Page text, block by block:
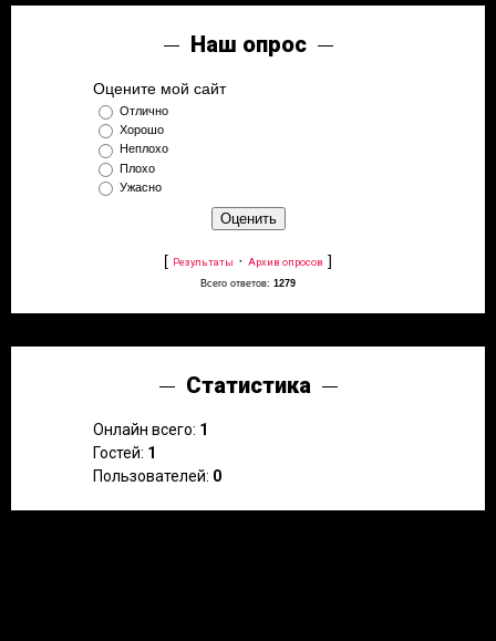
Наш опрос
Оцените мой сайт
Отлично
Хорошо
Неплохо
Плохо
Ужасно
[ Результаты · Архив опросов ]
Всего ответов: 1279
Статистика
Онлайн всего: 1
Гостей: 1
Пользователей: 0